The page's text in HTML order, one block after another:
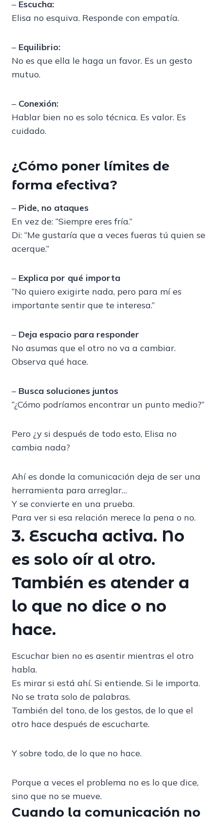
– Escucha:
Elisa no esquiva. Responde con empatía.
– Equilibrio:
No es que ella le haga un favor. Es un gesto
mutuo.
– Conexión:
Hablar bien no es solo técnica. Es valor. Es
cuidado.
¿Cómo poner límites de
forma efectiva?
– Pide, no ataques
En vez de: “Siempre eres fría.”
Di: “Me gustaría que a veces fueras tú quien se
acerque.”
– Explica por qué importa
“No quiero exigirte nada, pero para mí es
importante sentir que te interesa.”
– Deja espacio para responder
No asumas que el otro no va a cambiar.
Observa qué hace.
– Busca soluciones juntos
“¿Cómo podríamos encontrar un punto medio?”
Pero ¿y si después de todo esto, Elisa no
cambia nada?
Ahí es donde la comunicación deja de ser una
herramienta para arreglar…
Y se convierte en una prueba.
Para ver si esa relación merece la pena o no.
3. Escucha activa. No
es solo oír al otro.
También es atender a
lo que no dice o no
hace.
Escuchar bien no es asentir mientras el otro
habla.
Es mirar si está ahí. Si entiende. Si le importa.
No se trata solo de palabras.
También del tono, de los gestos, de lo que el
otro hace después de escucharte.
Y sobre todo, de lo que no hace.
Porque a veces el problema no es lo que dice,
sino que no se mueve.
Cuando la comunicación no